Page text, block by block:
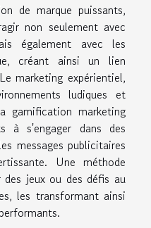
de marque puissants,
non seulement avec
également avec les
créant ainsi un lien
marketing expérientiel,
ludiques et
gamification marketing
à s'engager dans des
messages publicitaires
Une méthode
jeux ou des défis au
les transformant ainsi